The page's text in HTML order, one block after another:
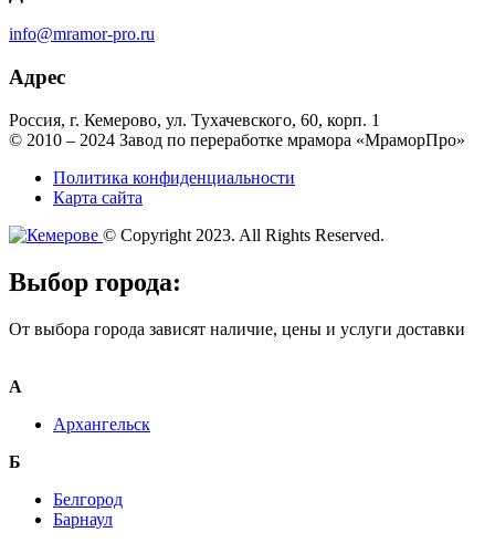
info@mramor-pro.ru
Адрес
Россия, г. Кемерово, ул. Тухачевского, 60, корп. 1
© 2010 – 2024 Завод по переработке мрамора «МраморПро»
Политика конфиденциальности
Карта сайта
© Copyright 2023. All Rights Reserved.
Выбор города:
От выбора города зависят наличие, цены и услуги доставки
А
Архангельск
Б
Белгород
Барнаул